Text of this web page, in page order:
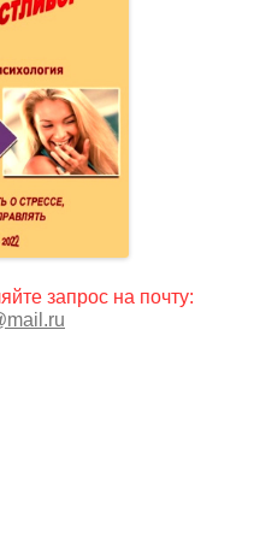
запрос на почту: